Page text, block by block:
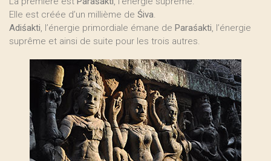
Elle est créée d’un millième de Śiva.
Adiśakti, l’énergie primordiale émane de Paraśakti, l’énergie
suprême et ainsi de suite pour les trois autres.